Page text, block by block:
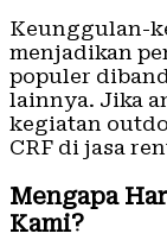
Keunggulan-
menjadikan
populer
lainnya. Jika
kegiatan
CRF di jasa
Mengapa
Kami?